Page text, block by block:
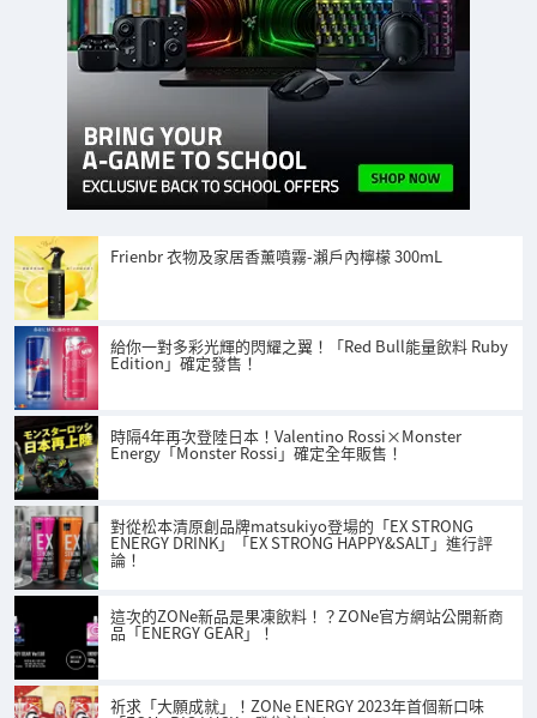
Frienbr 衣物及家居香薰噴霧-瀨戶內檸檬 300mL
給你一對多彩光輝的閃耀之翼！「Red Bull能量飲料 Ruby
Edition」確定發售！
時隔4年再次登陸日本！Valentino Rossi×Monster
Energy「Monster Rossi」確定全年販售！
對從松本清原創品牌matsukiyo登場的「EX STRONG
ENERGY DRINK」「EX STRONG HAPPY&SALT」進行評
論！
這次的ZONe新品是果凍飲料！？ZONe官方網站公開新商
品「ENERGY GEAR」！
祈求「大願成就」！ZONe ENERGY 2023年首個新口味